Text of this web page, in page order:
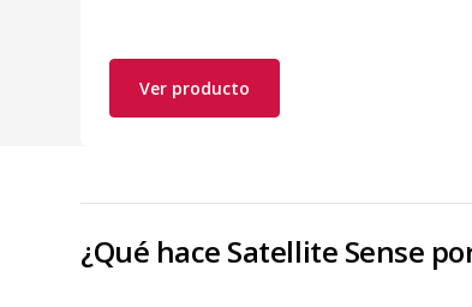
Ver producto
¿Qué hace Satellite Sense